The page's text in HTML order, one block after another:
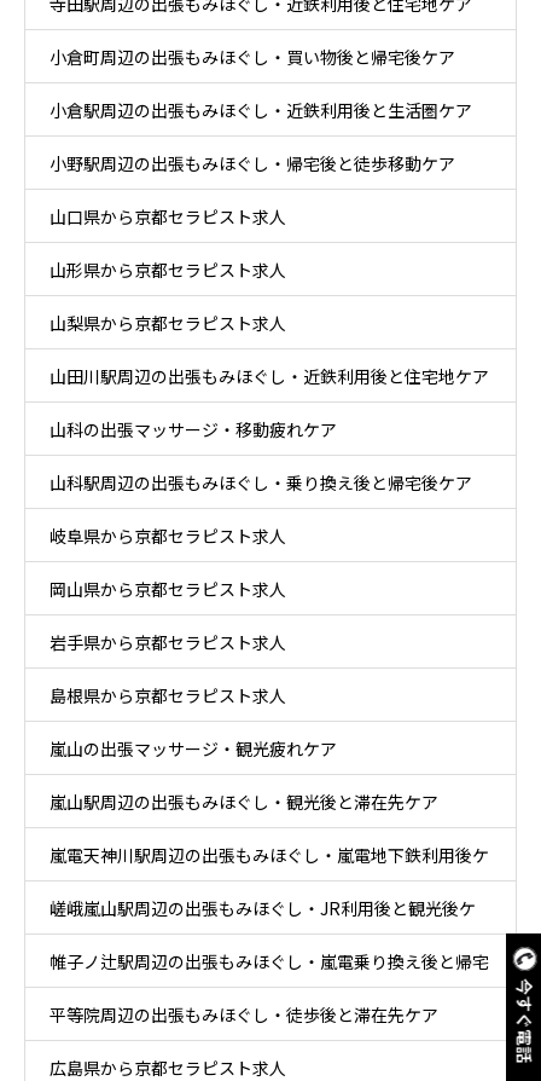
今すぐ電話
小倉町周辺の出張もみほぐし・買い物後と帰宅後ケア
小倉駅周辺の出張もみほぐし・近鉄利用後と生活圏ケア
小野駅周辺の出張もみほぐし・帰宅後と徒歩移動ケア
山口県から京都セラピスト求人
山形県から京都セラピスト求人
山梨県から京都セラピスト求人
山田川駅周辺の出張もみほぐし・近鉄利用後と住宅地ケア
山科の出張マッサージ・移動疲れケア
山科駅周辺の出張もみほぐし・乗り換え後と帰宅後ケア
岐阜県から京都セラピスト求人
岡山県から京都セラピスト求人
岩手県から京都セラピスト求人
島根県から京都セラピスト求人
嵐山の出張マッサージ・観光疲れケア
嵐山駅周辺の出張もみほぐし・観光後と滞在先ケア
嵐電天神川駅周辺の出張もみほぐし・嵐電地下鉄利用後ケ
ア
嵯峨嵐山駅周辺の出張もみほぐし・JR利用後と観光後ケ
ア
帷子ノ辻駅周辺の出張もみほぐし・嵐電乗り換え後と帰宅
後ケア
平等院周辺の出張もみほぐし・徒歩後と滞在先ケア
広島県から京都セラピスト求人